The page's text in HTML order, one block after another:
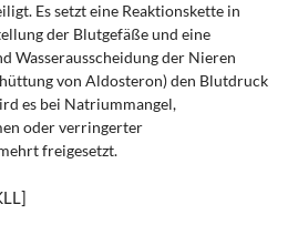
Es setzt eine Reaktionskette in
der Blutgefäße und eine
Wasserausscheidung der Nieren
von Aldosteron) den Blutdruck
es bei Natriummangel,
oder verringerter
freigesetzt.